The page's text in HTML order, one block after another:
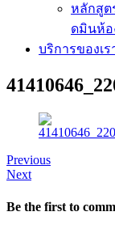
หลักสูต
ดมินห้อ
บริการของเร
Previous
Next
Be the first to